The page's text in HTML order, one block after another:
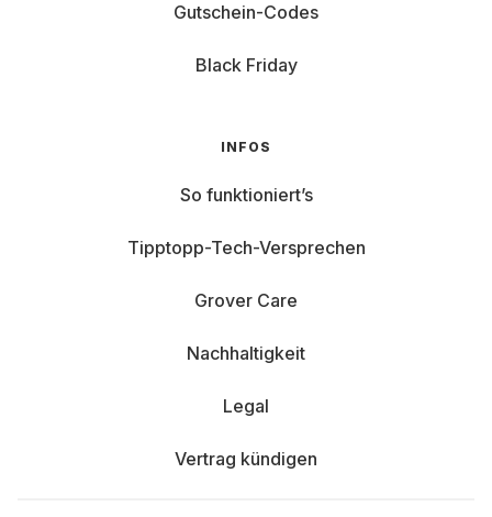
Gutschein-Codes
Black Friday
INFOS
So funktioniert’s
Tipptopp-Tech-Versprechen
Grover Care
Nachhaltigkeit
Legal
Vertrag kündigen